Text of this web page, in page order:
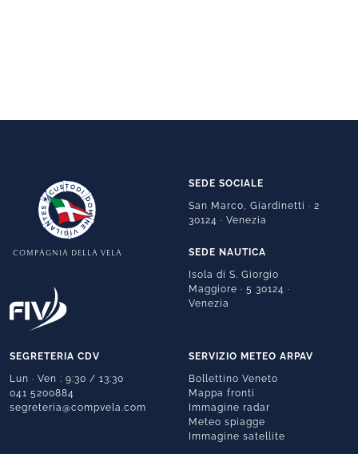
COMPAGNIA DELLA VELA
SEDE SOCIALE
San Marco, Giardinetti · 2
30124 · Venezia
SEDE NAUTICA
Isola di S. Giorgio
Maggiore · 5 30124 ·
Venezia
SEGRETERIA CDV
Lun · Ven : 9:30 / 13:30
041 5200884
segreteria@compvela.com
SERVIZIO METEO ARPAV
Bollettino Veneto
Mappa fronti
Immagine radar
Meteo spiagge
Immagine satellite